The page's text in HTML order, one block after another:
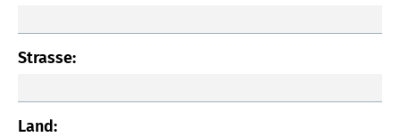
Strasse:
Land: